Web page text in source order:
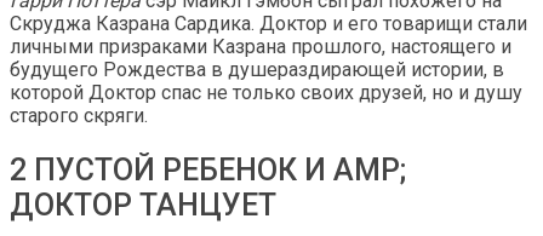
Скруджа Казрана Сардика. Доктор и его товарищи стали
личными призраками Казрана прошлого, настоящего и
будущего Рождества в душераздирающей истории, в
которой Доктор спас не только своих друзей, но и душу
старого скряги.
2 ПУСТОЙ РЕБЕНОК И AMP;
ДОКТОР ТАНЦУЕТ